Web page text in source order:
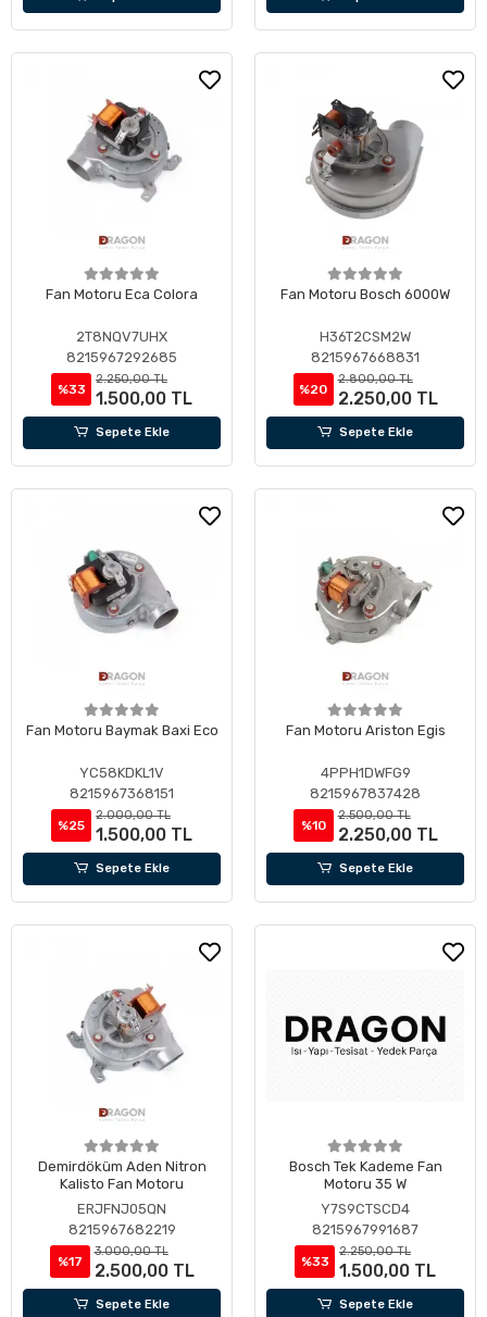
Fan Motoru Eca Colora
2T8NQV7UHX
8215967292685
%33
2.250,00 TL
1.500,00 TL
Sepete Ekle
Fan Motoru Bosch 6000W
H36T2CSM2W
8215967668831
%20
2.800,00 TL
2.250,00 TL
Sepete Ekle
Fan Motoru Baymak Baxi Eco
YC58KDKL1V
8215967368151
%25
2.000,00 TL
1.500,00 TL
Sepete Ekle
Fan Motoru Ariston Egis
4PPH1DWFG9
8215967837428
%10
2.500,00 TL
2.250,00 TL
Sepete Ekle
Demirdöküm Aden Nitron
Kalisto Fan Motoru
ERJFNJ05QN
8215967682219
%17
3.000,00 TL
2.500,00 TL
Sepete Ekle
Bosch Tek Kademe Fan
Motoru 35 W
Y7S9CTSCD4
8215967991687
%33
2.250,00 TL
1.500,00 TL
Sepete Ekle